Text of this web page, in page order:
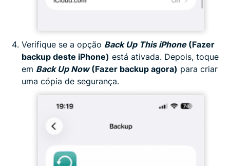
Verifique se a opção Back Up This iPhone(Fazer
backup deste iPhone) está ativada. Depois, toque
em Back Up Now(Fazer backup agora) para criar
uma cópia de segurança.